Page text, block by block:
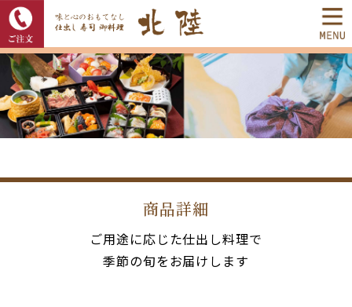
商品詳細
ご用途に応じた仕出し料理で
季節の旬をお届けします